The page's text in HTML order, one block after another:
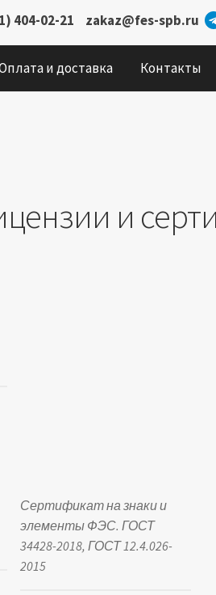
404-02-21 zakaz@fes-spb.ru
и доставка Контакты
и
Сертификат на знаки и
элементы ФЭС. ГОСТ
34428-2018, ГОСТ 12.4.026-
2015